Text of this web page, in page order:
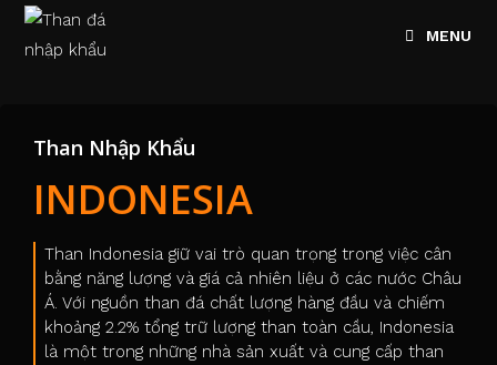
MENU
Than Nhập Khẩu
INDONESIA
Than Indonesia giữ vai trò quan trọng trong việc cân
bằng năng lượng và giá cả nhiên liệu ở các nước Châu
Á. Với nguồn than đá chất lượng hàng đầu và chiếm
khoảng 2.2% tổng trữ lượng than toàn cầu, Indonesia
là một trong những nhà sản xuất và cung cấp than